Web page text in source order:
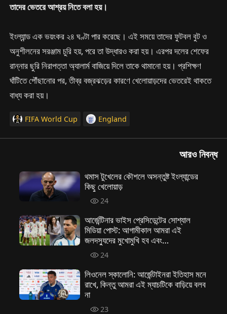
তাদের ভেতরে আশ্রয় নিতে বলা হয়।
ইংল্যান্ড এক ভয়ংকর ২৪ ঘণ্টা পার করেছে। এই সময়ে তাদের ফুটবল বুট ও
অনুশীলনের সরঞ্জাম চুরি হয়, পরে তা উদ্ধারও করা হয়। এরপর দলের শেফের
রান্নার ছুরি নিরাপত্তা অ্যালার্ম বাজিয়ে দিলে তাকে থামানো হয়। প্রশিক্ষণ
ঘাঁটিতে পৌঁছানোর পর, তীব্র বজ্রঝড়ের কারণে খেলোয়াড়দের ভেতরেই থাকতে
বাধ্য করা হয়।
FIFA World Cup England
আরও নিবন্ধ
থমাস টুখেলের কৌশলে অসন্তুষ্ট ইংল্যান্ডের
কিছু খেলোয়াড়
24
আর্জেন্টিনার ভাইস প্রেসিডেন্টের সোশ্যাল
মিডিয়া পোস্ট: আগামীকাল আমরা এই
জলদস্যুদের মুখোমুখি হব এবং
আক্রমণকারীদের থামাতে হবে
24
লিওনেল স্কালোনি: আর্জেন্টাইনরা ইতিহাস মনে
রাখে, কিন্তু আমরা এই ম্যাচটিকে বাড়িয়ে বলব
না
23